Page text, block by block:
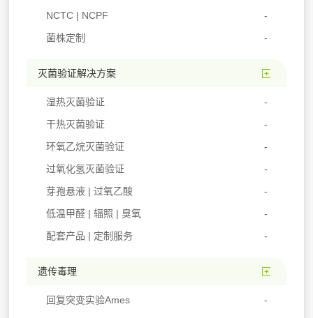
NCTC | NCPF
菌株定制
灭菌验证解决方案
湿热灭菌验证
干热灭菌验证
环氧乙烷灭菌验证
过氧化氢灭菌验证
芽孢悬液 | 过氧乙酸
低温甲醛 | 辐照 | 臭氧
配套产品 | 定制服务
遗传毒理
回复突变实验Ames